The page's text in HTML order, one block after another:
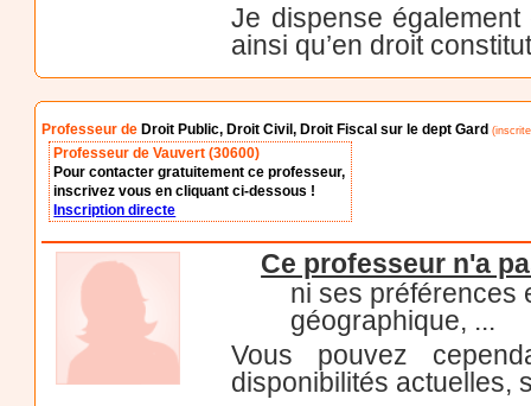
Je dispense
ainsi qu’en droit
Professeur deDroit Public, Droit Civil, Droit Fiscal sur le dept Gard
Professeur de Vauvert (30600)
Pour contacter gratuitement ce professeur,
inscrivez vous en cliquant ci-dessous !
Inscription directe
Ce professeur n'a
ni ses préférences
géographique, ...
Vous pouvez
disponibilités actuelles,